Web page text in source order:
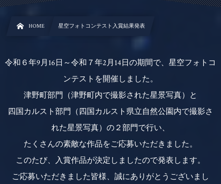
HOME 星空フォトコンテスト入賞結果発表
令和６年9月16日～令和７年2月14日の期間で、星空フォトコ
ンテストを開催しました。
津野町部門（津野町内で撮影された星景写真）と
四国カルスト部門（四国カルスト県立自然公園内で撮影さ
れた星景写真）の２部門で行い、
たくさんの素敵な作品をご応募いただきました。
このたび、入賞作品が決定しましたので発表します。
ご応募いただきました皆様、誠にありがとうございまし